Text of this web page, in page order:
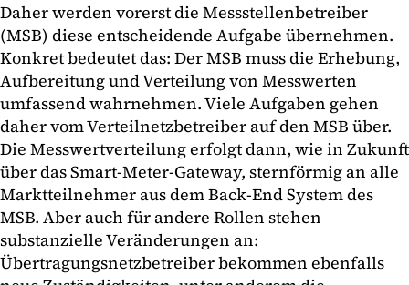
Daher werden vorerst die Messstellenbetreiber
(MSB) diese entscheidende Aufgabe übernehmen.
Konkret bedeutet das: Der MSB muss die Erhebung,
Aufbereitung und Verteilung von Messwerten
umfassend wahrnehmen. Viele Aufgaben gehen
daher vom Verteilnetzbetreiber auf den MSB über.
Die Messwertverteilung erfolgt dann, wie in Zukunft
über das Smart-Meter-Gateway, sternförmig an alle
Marktteilnehmer aus dem Back-End System des
MSB. Aber auch für andere Rollen stehen
substanzielle Veränderungen an:
Übertragungsnetzbetreiber bekommen ebenfalls